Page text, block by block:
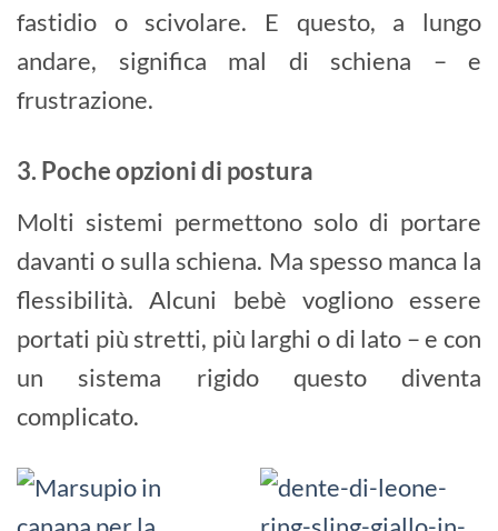
fastidio o scivolare. E questo, a lungo
andare, significa mal di schiena – e
frustrazione.
3. Poche opzioni di postura
Molti sistemi permettono solo di portare
davanti o sulla schiena. Ma spesso manca la
flessibilità. Alcuni bebè vogliono essere
portati più stretti, più larghi o di lato – e con
un sistema rigido questo diventa
complicato.